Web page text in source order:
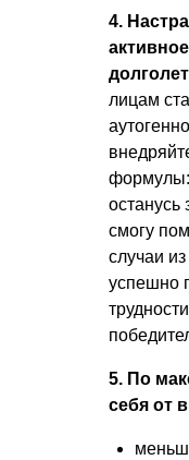
4.
лицам
останусь
смогу
случаи
успешно
5. По
себя от